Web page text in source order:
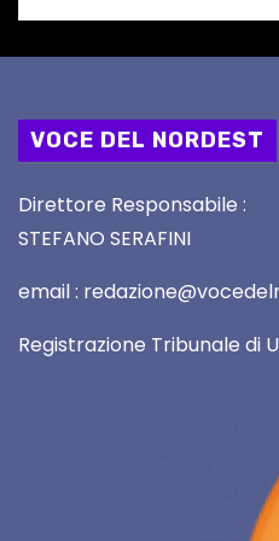
VOCE DEL NORDEST
Direttore Responsabile :
STEFANO SERAFINI
email :
Registrazione Tribunale di